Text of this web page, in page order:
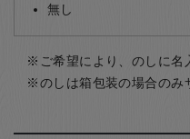
無し
ご希望により、のしに名
のしは箱包装の場合のみ